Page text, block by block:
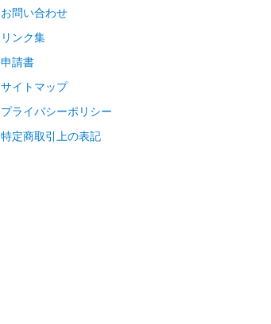
お問い合わせ
リンク集
申請書
サイトマップ
プライバシーポリシー
特定商取引上の表記